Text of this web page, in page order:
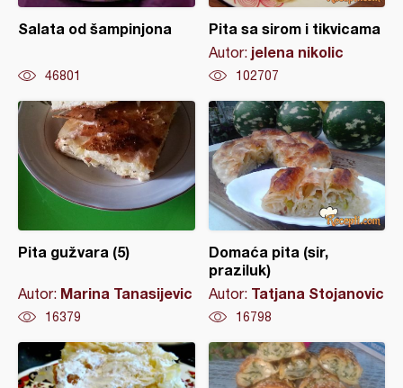
Salata od šampinjona
46801
Pita sa sirom i tikvicama
Autor: jelena nikolic
102707
Pita gužvara (5)
Autor: Marina Tanasijevic
16379
Domaća pita (sir,
praziluk)
Autor: Tatjana Stojanovic
16798